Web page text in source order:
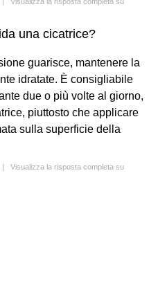
una cicatrice?
guarisce, mantenere la
idratate. È consigliabile
due o più volte al giorno,
piuttosto che applicare
sulla superficie della
| Visualizza la risposta completa su